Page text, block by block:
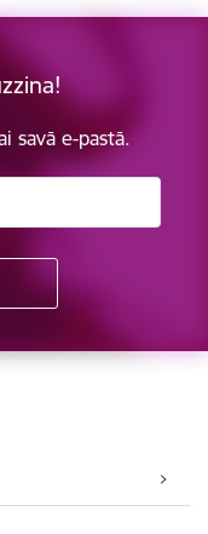
savā e-pastā.